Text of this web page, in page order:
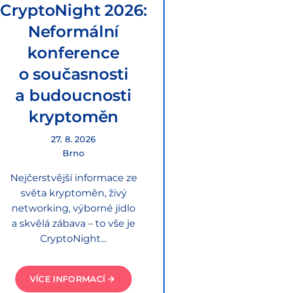
CryptoNight 2026:
Neformální
konference
o současnosti
a budoucnosti
kryptoměn
27. 8. 2026
Brno
Nejčerstvější informace ze
světa kryptoměn, živý
networking, výborné jídlo
a skvělá zábava – to vše je
CryptoNight…
VÍCE INFORMACÍ